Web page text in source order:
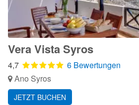
Vera Vista Syros
4,7
6 Bewertungen
Ano Syros
JETZT BUCHEN